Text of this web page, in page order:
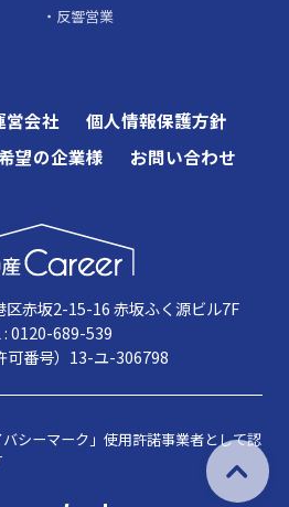
反響営業
営会社
個人情報保護方針
望の企業様 お問い合わせ
赤坂2-15-16 赤坂ふく源ビル7F
: 0120-689-539
可番号）13-ユ-306798
シーマーク」使用許諾事業者として認